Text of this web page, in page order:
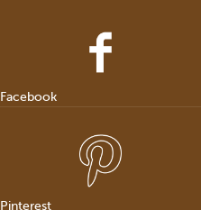
Facebook
Pinterest